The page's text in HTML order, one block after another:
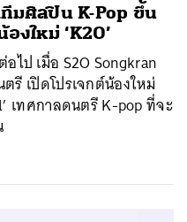
ทีมศิลปิน K-Pop ขึ้น
ใหม่ ‘K2O’
ไป เมื่อ S2O Songkran
รี เปิดโปรเจกต์น้องใหม่
เทศกาลดนตรี K-pop ที่จะ